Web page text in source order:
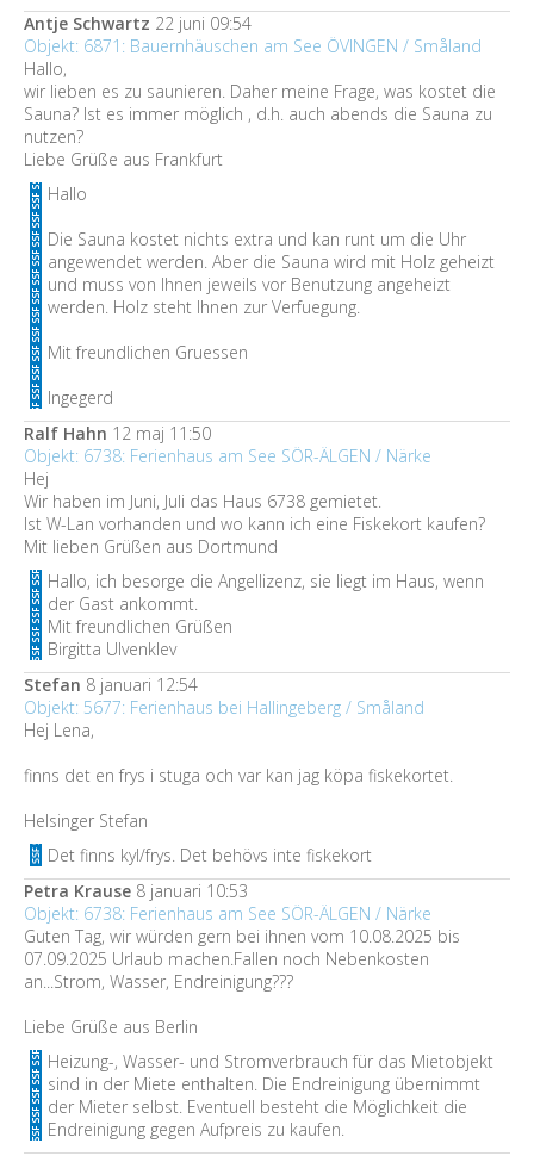
Antje Schwartz 22 juni 09:54
Objekt: 6871: Bauernhäuschen am See ÖVINGEN / Småland
Hallo,
wir lieben es zu saunieren. Daher meine Frage, was kostet die
Sauna? Ist es immer möglich , d.h. auch abends die Sauna zu
nutzen?
Liebe Grüße aus Frankfurt
Hallo
Die Sauna kostet nichts extra und kan runt um die Uhr
angewendet werden. Aber die Sauna wird mit Holz geheizt
und muss von Ihnen jeweils vor Benutzung angeheizt
werden. Holz steht Ihnen zur Verfuegung.
Mit freundlichen Gruessen
Ingegerd
Ralf Hahn 12 maj 11:50
Objekt: 6738: Ferienhaus am See SÖR-ÄLGEN / Närke
Hej
Wir haben im Juni, Juli das Haus 6738 gemietet.
Ist W-Lan vorhanden und wo kann ich eine Fiskekort kaufen?
Mit lieben Grüßen aus Dortmund
Hallo, ich besorge die Angellizenz, sie liegt im Haus, wenn
der Gast ankommt.
Mit freundlichen Grüßen
Birgitta Ulvenklev
Stefan 8 januari 12:54
Objekt: 5677: Ferienhaus bei Hallingeberg / Småland
Hej Lena,
finns det en frys i stuga och var kan jag köpa fiskekortet.
Helsinger Stefan
Det finns kyl/frys. Det behövs inte fiskekort
Petra Krause 8 januari 10:53
Objekt: 6738: Ferienhaus am See SÖR-ÄLGEN / Närke
Guten Tag, wir würden gern bei ihnen vom 10.08.2025 bis
07.09.2025 Urlaub machen.Fallen noch Nebenkosten
an...Strom, Wasser, Endreinigung???
Liebe Grüße aus Berlin
Heizung-, Wasser- und Stromverbrauch für das Mietobjekt
sind in der Miete enthalten. Die Endreinigung übernimmt
der Mieter selbst. Eventuell besteht die Möglichkeit die
Endreinigung gegen Aufpreis zu kaufen.